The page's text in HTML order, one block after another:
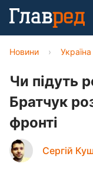
Новини › Україна
Чи підуть
Братчук
фронті
Сергій